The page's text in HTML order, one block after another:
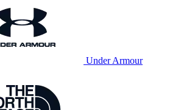
Under Armour